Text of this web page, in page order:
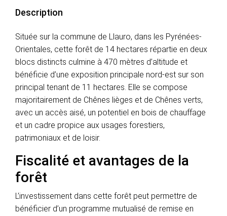
Description
Située sur la commune de Llauro, dans les Pyrénées-
Orientales, cette forêt de 14 hectares répartie en deux
blocs distincts culmine à 470 mètres d’altitude et
bénéficie d’une exposition principale nord-est sur son
principal tenant de 11 hectares. Elle se compose
majoritairement de Chênes lièges et de Chênes verts,
avec un accès aisé, un potentiel en bois de chauffage
et un cadre propice aux usages forestiers,
patrimoniaux et de loisir.
Fiscalité et avantages de la
forêt
L’investissement dans cette forêt peut permettre de
bénéficier d’un programme mutualisé de remise en